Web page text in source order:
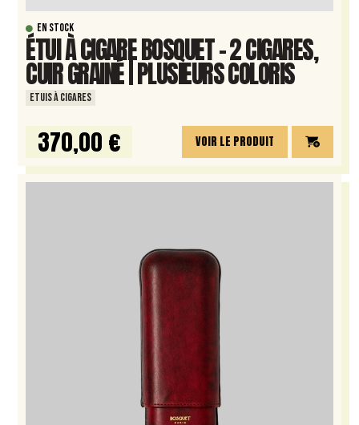
EN STOCK
ÉTUI À CIGARE BOSQUET – 2 CIGARES,
CUIR GRAINÉ | PLUSIEURS COLORIS
ETUIS À CIGARES
370,00 € VOIR LE PRODUIT